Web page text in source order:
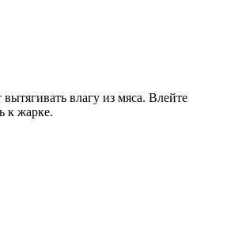
влагу из мяса. Влейте
к жарке.